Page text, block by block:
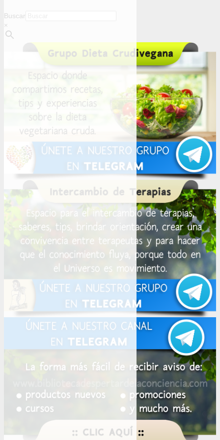
Buscar
×